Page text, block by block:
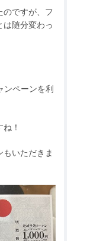
のですが、フ
は随分変わっ
ンペーンを利
！
もいただきま